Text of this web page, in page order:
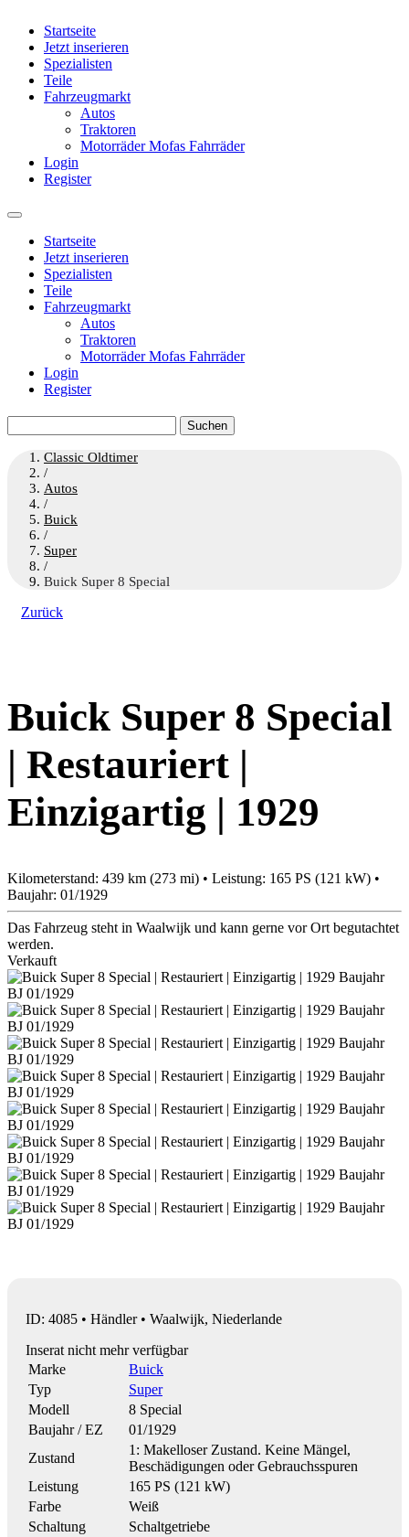
Startseite
Jetzt inserieren
Spezialisten
Teile
Fahrzeugmarkt
Autos
Traktoren
Motorräder Mofas Fahrräder
Login
Register
Startseite
Jetzt inserieren
Spezialisten
Teile
Fahrzeugmarkt
Autos
Traktoren
Motorräder Mofas Fahrräder
Login
Register
nach:
Classic Oldtimer
/
Autos
/
Buick
/
Super
/
Buick Super 8 Special
Zurück
Buick Super 8 Special
| Restauriert |
Einzigartig | 1929
Kilometerstand: 439 km (273 mi) • Leistung: 165 PS (121 kW) •
Baujahr: 01/1929
Das Fahrzeug steht in Waalwijk und kann gerne vor Ort begutachtet
werden.
Verkauft
ID: 4085 • Händler • Waalwijk, Niederlande
Inserat nicht mehr verfügbar
Marke
Buick
Typ
Super
Modell
8 Special
Baujahr / EZ
01/1929
Zustand
1: Makelloser Zustand. Keine Mängel,
Beschädigungen oder Gebrauchsspuren
Leistung
165 PS (121 kW)
Farbe
Weiß
Schaltung
Schaltgetriebe